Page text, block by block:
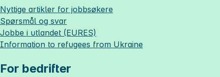
Nyttige artikler for jobbsøkere
Spørsmål og svar
Jobbe i utlandet (EURES)
Information to refugees from Ukraine
For bedrifter